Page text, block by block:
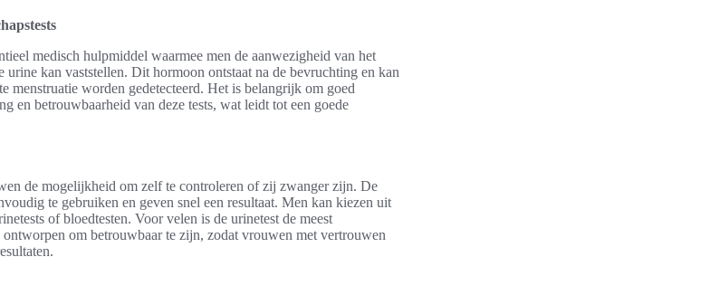
medisch hulpmiddel waarmee men de aanwezigheid van het
urine kan vaststellen. Dit hormoon ontstaat na de bevruchting en kan
menstruatie worden gedetecteerd. Het is belangrijk om goed
en betrouwbaarheid van deze tests, wat leidt tot een goede
de mogelijkheid om zelf te controleren of zij zwanger zijn. De
te gebruiken en geven snel een resultaat. Men kan kiezen uit
of bloedtesten. Voor velen is de urinetest de meest
om betrouwbaar te zijn, zodat vrouwen met vertrouwen